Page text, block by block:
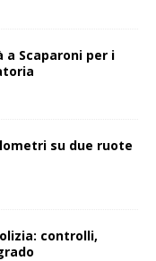
Scaparoni per i
su due ruote
controlli,